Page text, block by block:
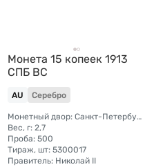
Монета 15 копеек 1913
СПБ ВС
AU Серебро
Монетный двор: Санкт-Петербургский монетный двор
Вес, г: 2,7
Проба: 500
Тираж, шт: 5300017
Правитель: Николай II